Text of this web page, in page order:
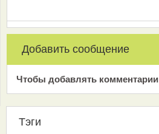
Добавить сообщение
Чтобы добавлять комментарии
Тэги